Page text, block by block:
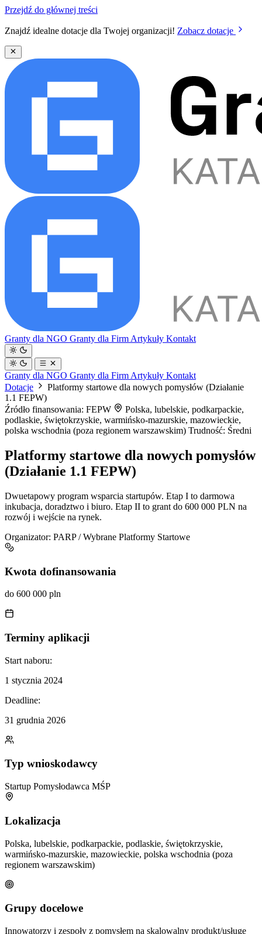
Przejdź do głównej treści
Znajdź idealne dotacje dla Twojej organizacji! Zobacz dotacje
Granty dla NGO Granty dla Firm Artykuły Kontakt
Granty dla NGO Granty dla Firm Artykuły Kontakt
Dotacje
Platformy startowe dla nowych pomysłów (Działanie
1.1 FEPW)
Źródło finansowania: FEPW
Polska, lubelskie, podkarpackie,
podlaskie, świętokrzyskie, warmińsko-mazurskie, mazowieckie,
polska wschodnia (poza regionem warszawskim) Trudność: Średni
Platformy startowe dla nowych pomysłów
(Działanie 1.1 FEPW)
Dwuetapowy program wsparcia startupów. Etap I to darmowa
inkubacja, doradztwo i biuro. Etap II to grant do 600 000 PLN na
rozwój i wejście na rynek.
Organizator: PARP / Wybrane Platformy Startowe
Kwota dofinansowania
do 600 000 pln
Terminy aplikacji
Start naboru:
1 stycznia 2024
Deadline:
31 grudnia 2026
Typ wnioskodawcy
Startup Pomysłodawca MŚP
Lokalizacja
Polska, lubelskie, podkarpackie, podlaskie, świętokrzyskie,
warmińsko-mazurskie, mazowieckie, polska wschodnia (poza
regionem warszawskim)
Grupy docelowe
Innowatorzy i zespoły z pomysłem na skalowalny produkt/usługę